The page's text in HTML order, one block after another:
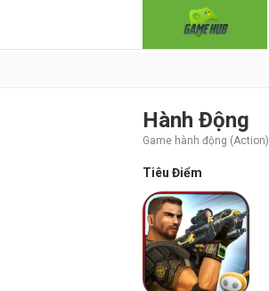
Hành Động
Game hành động (Action)
Tiêu Điểm